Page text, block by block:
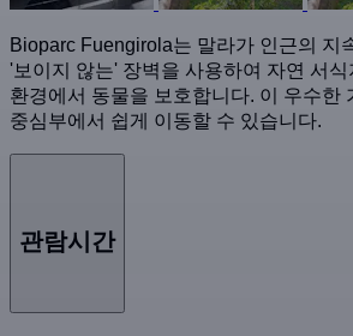
Bioparc Fuengirola는 말라가 인근의 지
'보이지 않는' 장벽을 사용하여 자연 서
환경에서 동물을 보호합니다. 이 우수한
중심부에서 쉽게 이동할 수 있습니다.
관람시간